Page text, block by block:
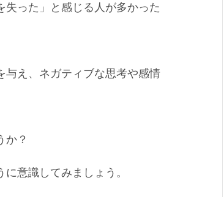
った」と感じる人が多かった
え、ネガティブな思考や感情
か？
意識してみましょう。